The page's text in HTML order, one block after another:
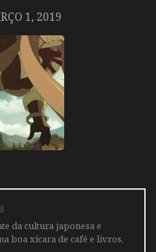
1, 2019
da cultura japonesa e
boa xícara de café e livros.